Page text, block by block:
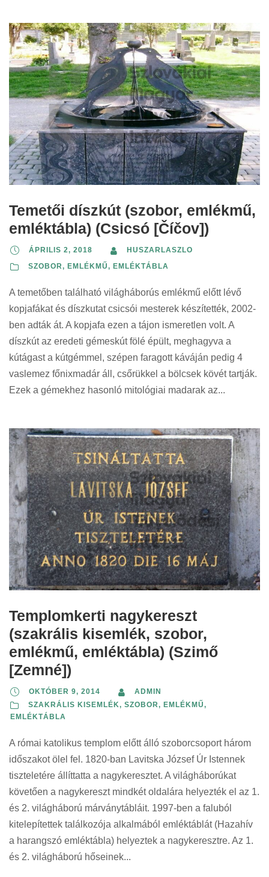
Temetői díszkút (szobor, emlékmű,
emléktábla) (Csicsó [Číčov])
ÁPRILIS 2, 2018
HUSZARLASZLO
SZOBOR, EMLÉKMŰ, EMLÉKTÁBLA
A temetőben található világháborús emlékmű előtt lévő
kopjafákat és díszkutat csicsói mesterek készítették, 2002-
ben adták át. A kopjafa ezen a tájon ismeretlen volt. A
díszkút az eredeti gémeskút fölé épült, meghagyva a
kútágast a kútgémmel, szépen faragott káváján pedig 4
vaslemez főnixmadár áll, csőrükkel a bölcsek kövét tartják.
Ezek a gémekhez hasonló mitológiai madarak az...
Templomkerti nagykereszt
(szakrális kisemlék, szobor,
emlékmű, emléktábla) (Szimő
[Zemné])
OKTÓBER 9, 2014
ADMIN
SZAKRÁLIS KISEMLÉK, SZOBOR, EMLÉKMŰ,
EMLÉKTÁBLA
A római katolikus templom előtt álló szoborcsoport három
időszakot ölel fel. 1820-ban Lavitska József Úr Istennek
tiszteletére állíttatta a nagykeresztet. A világháborúkat
követően a nagykereszt mindkét oldalára helyezték el az 1.
és 2. világháború márványtábláit. 1997-ben a faluból
kitelepítettek találkozója alkalmából emléktáblát (Hazahív
a harangszó emléktábla) helyeztek a nagykeresztre. Az 1.
és 2. világháború hőseinek...